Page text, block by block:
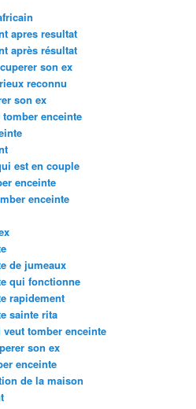
apres resultat
après résultat
son ex
reconnu
son ex
enceinte
est en couple
enceinte
enceinte
de jumeaux
qui fonctionne
rapidement
sainte rita
tomber enceinte
son ex
enceinte
de la maison